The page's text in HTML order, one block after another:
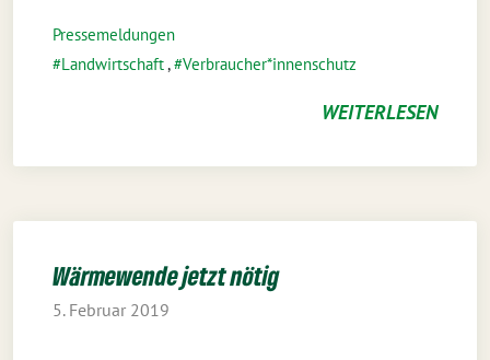
Pressemeldungen
Landwirtschaft, Verbraucher*innenschutz
WEITERLESEN
Wärmewende jetzt nötig
5. Februar 2019